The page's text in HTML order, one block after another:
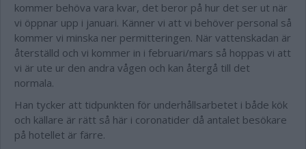
kommer behöva vara kvar, det beror på hur det ser ut när
vi öppnar upp i januari. Känner vi att vi behöver personal så
kommer vi minska ner permitteringen. När vattenskadan är
återställd och vi kommer in i februari/mars så hoppas vi att
vi är ute ur den andra vågen och kan återgå till det
normala.
Han tycker att tidpunkten för underhållsarbetet i både kök
och källare är rätt så här i coronatider då antalet besökare
på hotellet är färre.